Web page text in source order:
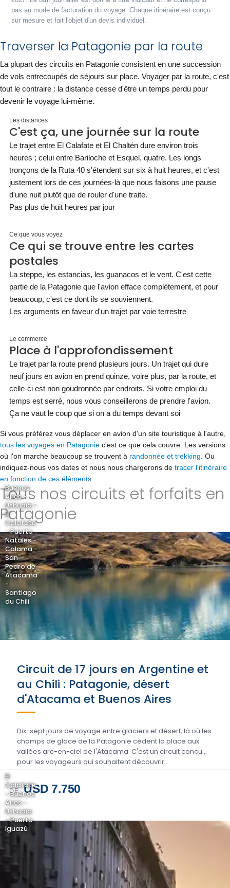
pas au mode de facturation du voyage. Chaque itinéraire est conçu
sur mesure et fait l'objet d'un devis individuel.
Traverser la Patagonie par la route
La plupart des circuits en Patagonie consistent en une succession
de vols entrecoupés de séjours sur place. Voyager par la route, c'est
tout le contraire : la distance cesse d'être un temps perdu pour
devenir le voyage lui-même.
Les distances
C'est ça, une journée sur la route
Le trajet entre El Calafate et El Chaltén dure environ trois
heures ; celui entre Bariloche et Esquel, quatre. Les longs
tronçons de la Ruta 40 s'étendent sur six à huit heures, et c'est
justement lors de ces journées-là que nous faisons une pause
d'une nuit plutôt que de rouler d'une traite.
Pas plus de huit heures par jour
Ce que vous voyez
Ce qui se trouve entre les cartes
postales
La steppe, les estancias, les guanacos et le vent. C'est cette
partie de la Patagonie que l'avion efface complètement, et pour
beaucoup, c'est ce dont ils se souviennent.
Les arguments en faveur d'un trajet par voie terrestre
Le commerce
Place à l'approfondissement
Le trajet par la route prend plusieurs jours. Un trajet qui dure
neuf jours en avion en prend quinze, voire plus, par la route, et
celle-ci est non goudronnée par endroits. Si votre emploi du
temps est serré, nous vous conseillerons de prendre l'avion.
Ça ne vaut le coup que si on a du temps devant soi
Si vous préférez vous déplacer en avion d'un site touristique à l'autre,
tous les voyages en Patagonie c'est ce que cela couvre. Les versions
où l'on marche beaucoup se trouvent à randonnée et trekking . Ou
indiquez-nous vos dates et nous nous chargerons de tracer l'itinéraire
en fonction de ces éléments
Tous nos circuits et forfaits en
Patagonie
Buenos
Aires -
Ushuaia -
El
Calafate
- Puerto
Natales -
Calama -
San
Pedro de
Atacama
-
Santiago
du Chili
Circuit de 17 jours en Argentine et
au Chili : Patagonie, désert
d'Atacama et Buenos Aires
Dix-sept jours de voyage entre glaciers et désert, là où les
champs de glace de la Patagonie cèdent la place aux
vallées arc-en-ciel de l'Atacama. C'est un circuit conçu
pour les voyageurs qui souhaitent découvrir…
DE USD 7.750
El
Calafate
- Buenos
Aires -
Ushuaia
- Puerto
Iguazú